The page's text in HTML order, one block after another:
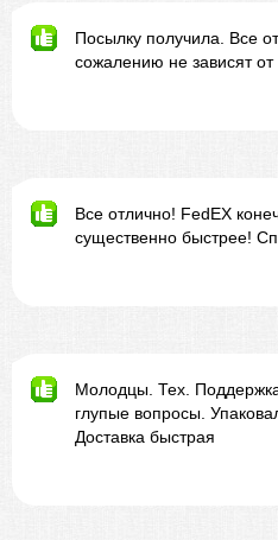
Посылку получила. Все
сожалению не зависят
Все отлично! FedEX
существенно быстрее!
Молодцы. Тех.
глупые вопросы.
Доставка быстрая